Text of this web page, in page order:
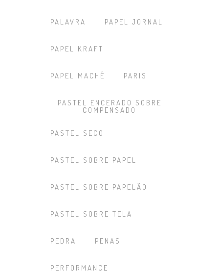
PALAVRA PAPEL JORNAL
PAPEL KRAFT
PAPEL MACHÊ PARIS
PASTEL ENCERADO SOBRE
COMPENSADO
PASTEL SECO
PASTEL SOBRE PAPEL
PASTEL SOBRE PAPELÃO
PASTEL SOBRE TELA
PEDRA PENAS
PERFORMANCE